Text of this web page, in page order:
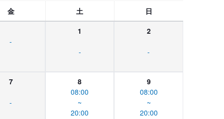
金 土 日
-
1
-
2
-
7
-
8
08:00
~
20:00
9
08:00
~
20:00